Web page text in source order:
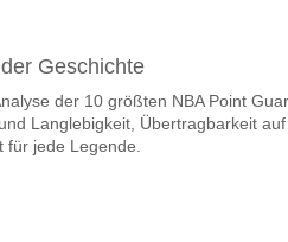
Geschichte
der 10 größten NBA Point
Langlebigkeit, Übertragbarkeit auf
jede Legende.